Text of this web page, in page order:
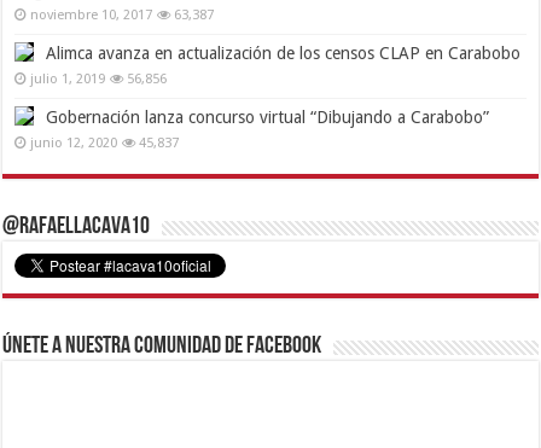
noviembre 10, 2017 63,387
Alimca avanza en actualización de los censos CLAP en Carabobo
julio 1, 2019 56,856
Gobernación lanza concurso virtual “Dibujando a Carabobo”
junio 12, 2020 45,837
@RafaelLacava10
Únete a nuestra comunidad de Facebook